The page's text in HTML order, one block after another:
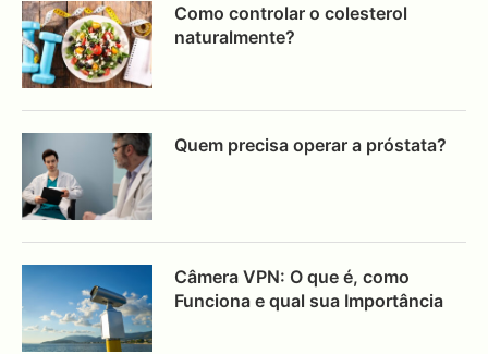
Como controlar o colesterol
naturalmente?
Quem precisa operar a próstata?
Câmera VPN: O que é, como
Funciona e qual sua Importância